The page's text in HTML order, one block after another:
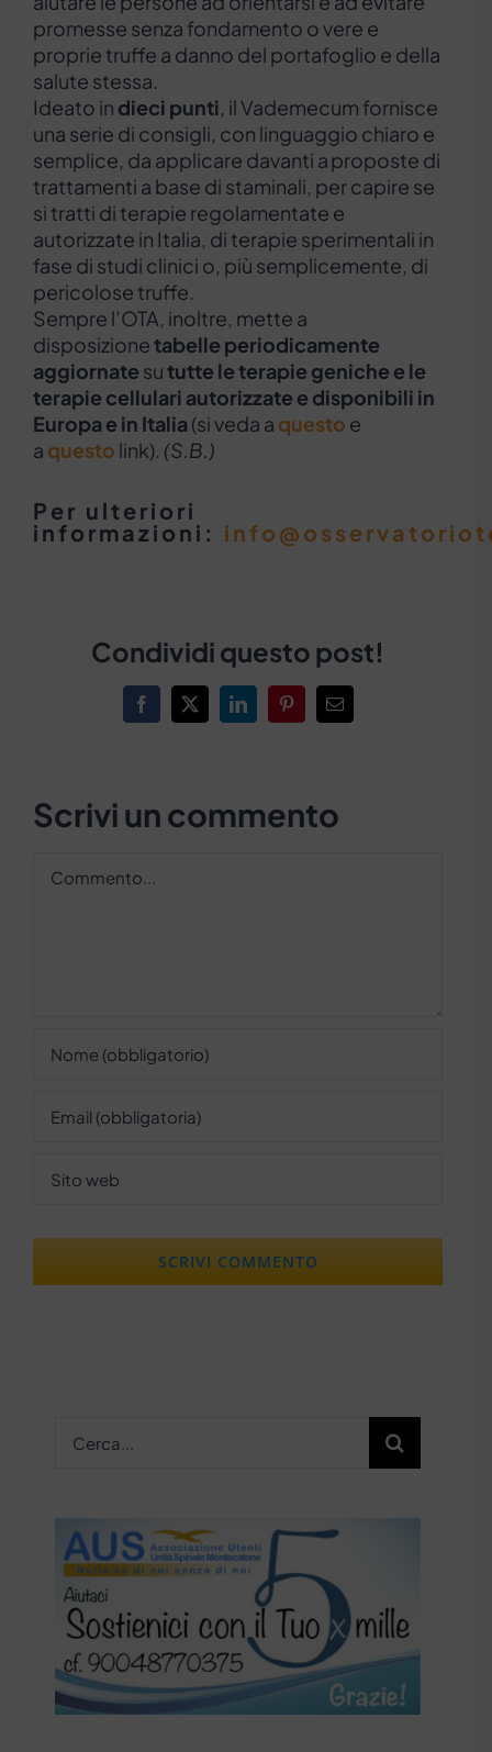
promesse senza fondamento o vere e
proprie truffe a danno del portafoglio e della
salute stessa.
Ideato in dieci punti, il Vademecum fornisce
una serie di consigli, con linguaggio chiaro e
semplice, da applicare davanti a proposte di
trattamenti a base di staminali, per capire se
si tratti di terapie regolamentate e
autorizzate in Italia, di terapie sperimentali in
fase di studi clinici o, più semplicemente, di
pericolose truffe.
Sempre l’OTA, inoltre, mette a
disposizionetabelle periodicamente
aggiornate sututte le terapie geniche e le
terapie cellulari autorizzate e disponibili in
Europa e in Italia (si veda a questo e
a questo link). (S.B.)
Per ulteriori
informazioni:
Condividi questo post!
Facebook
X LinkedInPinterestEmail
Scrivi un commento
per: